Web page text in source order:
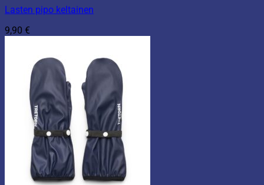
Lasten pipo keltainen
9,90 €